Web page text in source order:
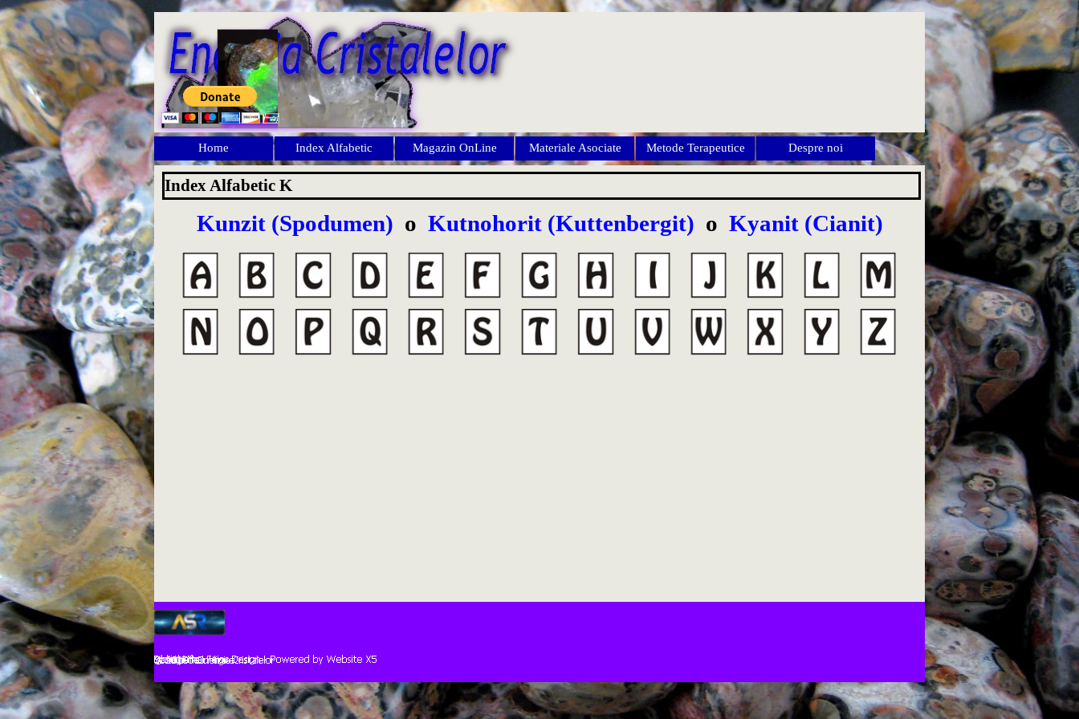
Du-te la conținut
Omite meniul
Home Index Alfabetic Magazin OnLine Materiale Asociate ▼
Metode Terapeutice ▼
Despre noi ▼
Index Alfabetic K
Kunzit (Spodumen) o Kutnohorit (Kuttenbergit) o Kyanit (Cianit)
Înapoi la cuprins